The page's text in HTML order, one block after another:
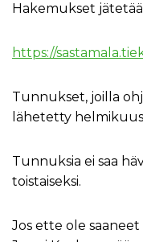
Hakemukset
https://
Tunnukset, joilla
lähetetty
Tunnuksia ei saa
toistaiseksi.
Jos ette ole